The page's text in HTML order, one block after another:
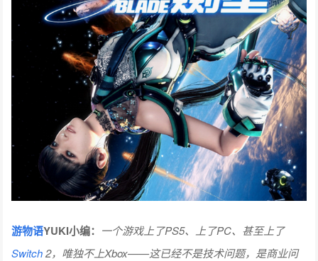
游物语YUKI小编： 一个游戏上了PS5、上了PC、甚至上了
Switch2，唯独不上Xbox——这已经不是技术问题，是商业问